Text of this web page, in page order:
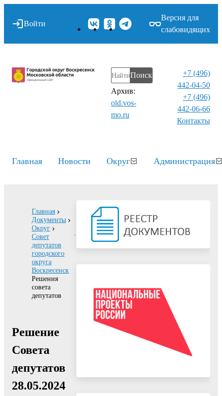
Войти
Версия для
слабовидящих
Поиск
Архив:
old.vos-
mo.ru
+7 (496)
442-04-50
+7 (496)
442-06-66
Контакты⁠
Главная Новости Округ Администрация
Главная
Документы
Округ
Совет
депутатов
городского
округа
Воскресенск
Решения
совета
депутатов
Решение
Совета
депутатов
28.05.2024